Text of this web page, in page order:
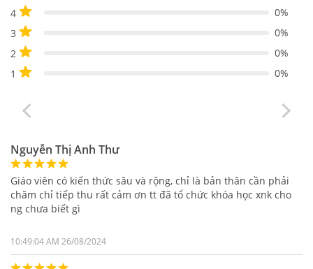
4
0%
3
0%
2
0%
1
0%
Nguyễn Thị Anh Thư
Giáo viên có kiến thức sâu và rộng, chỉ là bản thân cần phải
chăm chỉ tiếp thu rất cảm ơn tt đã tổ chức khóa học xnk cho
ng chưa biết gì
10:49:04 AM 26/08/2024